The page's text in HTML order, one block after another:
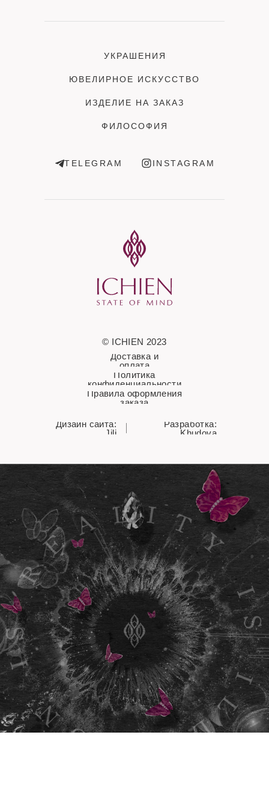
УКРАШЕНИЯ
ЮВЕЛИРНОЕ ИСКУССТВО
ИЗДЕЛИЕ НА ЗАКАЗ
ФИЛОСОФИЯ
TELEGRAM INSTAGRAM
© ICHIEN 2023
Политика
конфиденциальности
Правила оформления
заказа
Разработка:
Khudova
Дизайн сайта:
Jili
Доставка и
оплата